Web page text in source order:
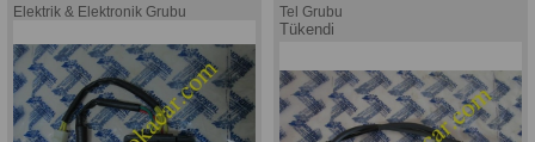
Elektrik & Elektronik Grubu Tel Grubu
Tükendi